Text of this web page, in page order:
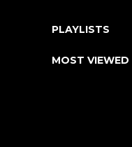
PLAYLISTS
MOST VIEWED